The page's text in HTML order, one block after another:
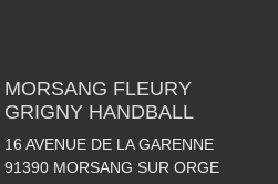
MORSANG FLEURY
GRIGNY HANDBALL
16 AVENUE DE LA GARENNE
91390 MORSANG SUR ORGE